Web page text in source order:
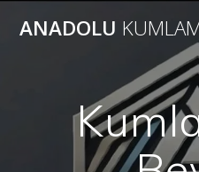
ANADOLU